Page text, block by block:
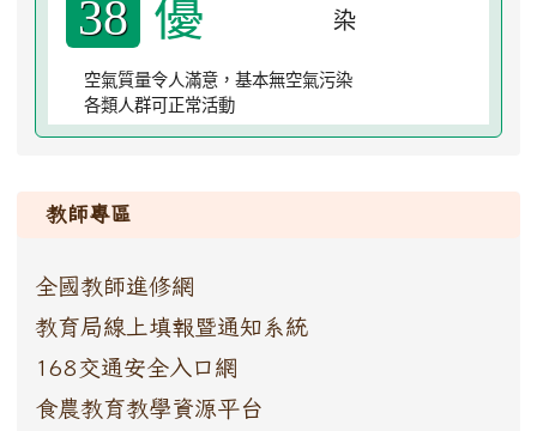
38 優
空氣質量令人滿意，基本無空氣污染
各類人群可正常活動
教師專區
全國教師進修網
教育局線上填報暨通知系統
168交通安全入口網
食農教育教學資源平台